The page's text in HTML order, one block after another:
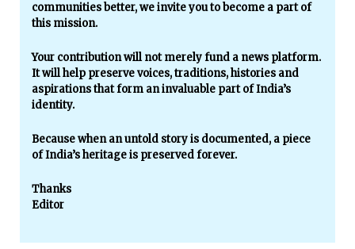
communities better, we invite you to become a part of
this mission.
Your contribution will not merely fund a news platform.
It will help preserve voices, traditions, histories and
aspirations that form an invaluable part of India’s
identity.
Because when an untold story is documented, a piece
of India’s heritage is preserved forever.
Thanks
Editor